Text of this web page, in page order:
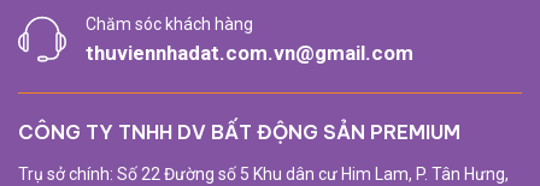
Chăm sóc khách hàng
thuviennhadat.com.vn@gmail.com
CÔNG TY TNHH DV BẤT ĐỘNG SẢN PREMIUM
Trụ sở chính: Số 22 Đường số 5 Khu dân cư Him Lam, P. Tân Hưng,